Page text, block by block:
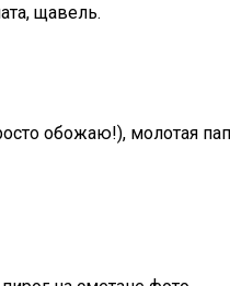
щавель.
обожаю!),